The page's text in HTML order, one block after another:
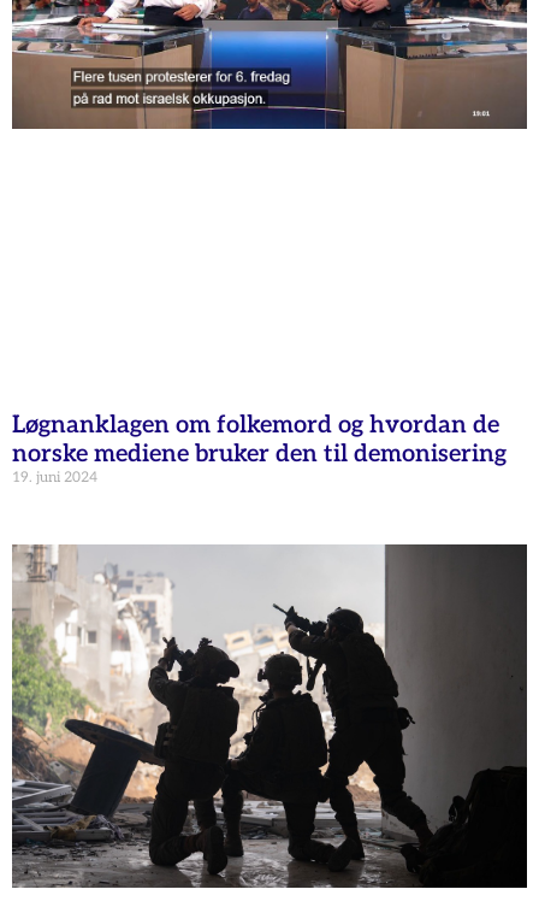
Løgnanklagen om folkemord og hvordan de
norske mediene bruker den til demonisering
19. juni 2024